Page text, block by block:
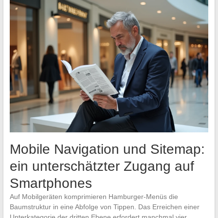
Mobile Navigation und Sitemap:
ein unterschätzter Zugang auf
Smartphones
Auf Mobilgeräten komprimieren Hamburger-Menüs die
Baumstruktur in eine Abfolge von Tippen. Das Erreichen einer